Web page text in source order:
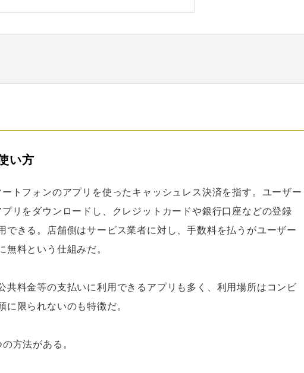
い方
トフォンのアプリを使ったキャッシュレス決済を指す。ユーザー
リをダウンロードし、クレジットカードや銀行口座などの登録
できる。店舗側はサービス業者に対し、手数料を払うがユーザー
無料という仕組みだ。
共料金等の支払いに利用できるアプリも多く、利用場所はコンビ
に限られないのも特徴だ。
方法がある。